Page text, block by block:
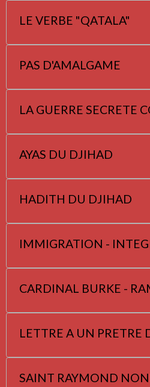
LE VERBE "QATALA"
PAS D'AMALGAME
LA GUERRE SECRETE
AYAS DU DJIHAD
HADITH DU DJIHAD
IMMIGRATION -
CARDINAL BURKE -
LETTRE A UN PRETRE
SAINT RAYMOND